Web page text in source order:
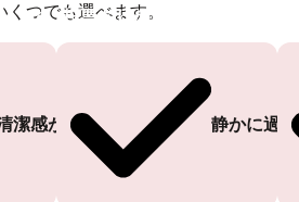
くつでも選べます。
潔感がある
ます
静かに過
投票ありがとうございます